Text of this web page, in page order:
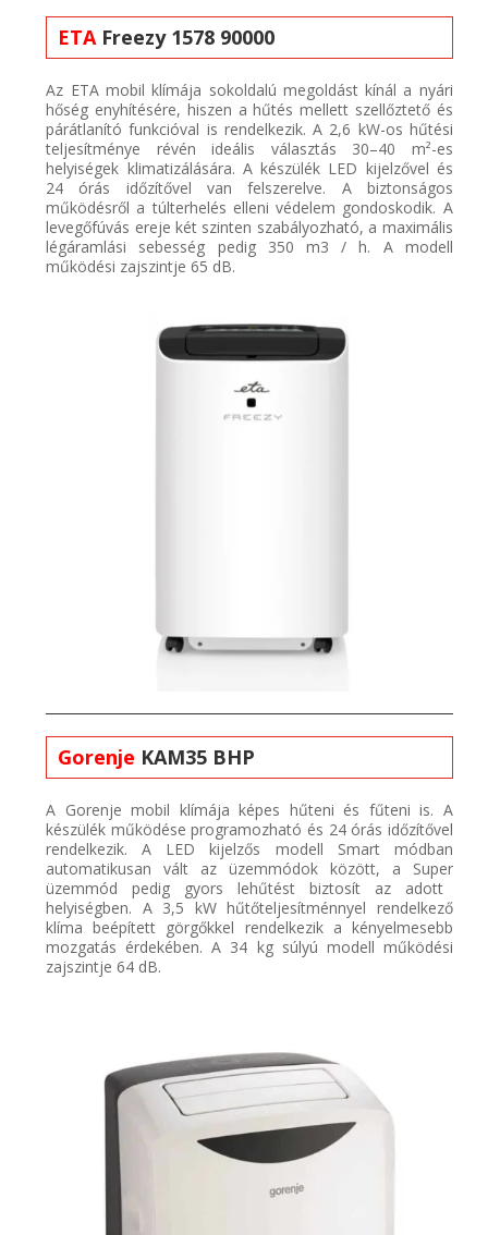
ETA Freezy1578 90000
Az ETAmobilklímája sokoldalú megoldást kínál a nyári
hőség enyhítésére, hiszen a hűtés mellett szellőztető és
párátlanító funkcióval is rendelkezik. A 2,6 kW-os hűtési
teljesítménye révénideális választás 30–40 m²-es
helyiségek klimatizálására. A készülék LED kijelzővel és
24 órás időzítővel van felszerelve. A biztonságos
működésről a túlterhelés elleni védelem gondoskodik. A
levegőfúvás ereje két szinten szabályozható, a maximális
légáramlási sebesség pedig 350 m3 / h. A modell
működési zajszintje 65 dB.
Gorenje KAM35 BHP
A Gorenje mobil klímája képes hűteni és fűteni is. A
készülék működése programozható és 24 órás időzítővel
rendelkezik. A LED kijelzős modell Smart módban
automatikusan vált az üzemmódok között, a Super
üzemmód pedig gyors lehűtést biztosítaz adott
helyiségben. A 3,5 kW hűtőteljesítménnyel rendelkező
klíma beépített görgőkkel rendelkezik a kényelmesebb
mozgatás érdekében. A 34 kg súlyú modell működési
zajszintje 64 dB.